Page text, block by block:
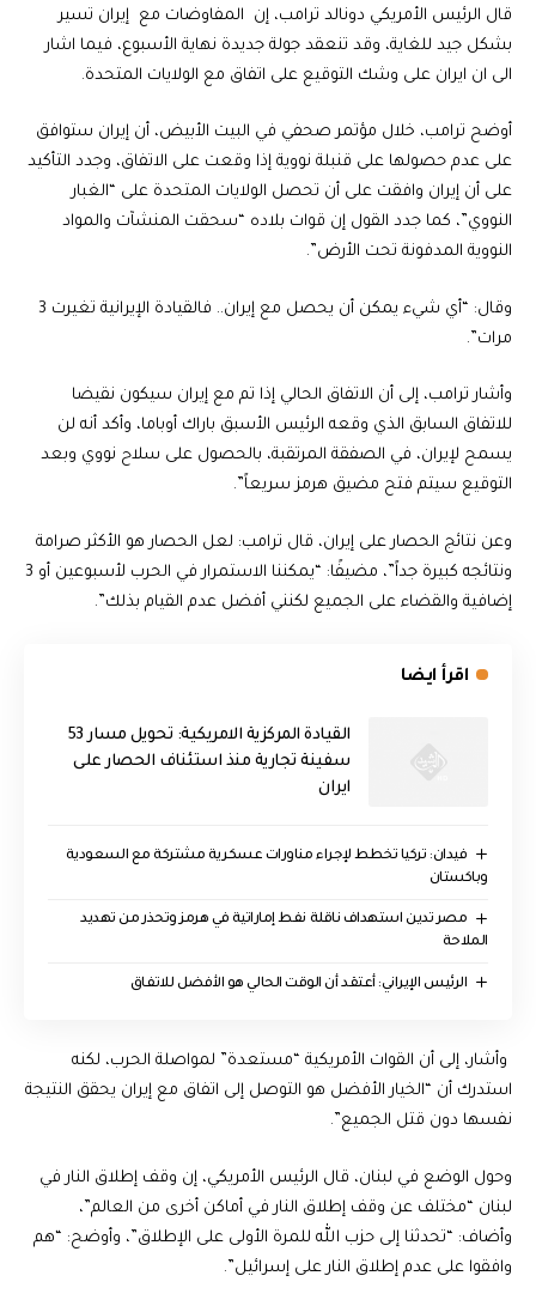
قال الرئيس الأمريكي دونالد ترامب، إن المفاوضات مع إيران تسير
بشكل جيد للغاية، وقد تنعقد جولة جديدة نهاية الأسبوع، فيما اشار
الى ان ايران على وشك التوقيع على اتفاق مع الولايات المتحدة.
أوضح ترامب، خلال مؤتمر صحفي في البيت الأبيض، أن إيران ستوافق
على عدم حصولها على قنبلة نووية إذا وقعت على الاتفاق، وجدد التأكيد
على أن إيران وافقت على أن تحصل الولايات المتحدة على “الغبار
النووي”، كما جدد القول إن قوات بلاده “سحقت المنشآت والمواد
النووية المدفونة تحت الأرض”.
وقال: “أي شيء يمكن أن يحصل مع إيران.. فالقيادة الإيرانية تغيرت 3
مرات”.
وأشار ترامب، إلى أن الاتفاق الحالي إذا تم مع إيران سيكون نقيضا
للاتفاق السابق الذي وقعه الرئيس الأسبق باراك أوباما، وأكد أنه لن
يسمح لإيران، في الصفقة المرتقبة، بالحصول على سلاح نووي وبعد
التوقيع سيتم فتح مضيق هرمز سريعاً”.
وعن نتائج الحصار على إيران، قال ترامب: لعل الحصار هو الأكثر صرامة
ونتائجه كبيرة جداً”، مضيفًا: “يمكننا الاستمرار في الحرب لأسبوعين أو 3
إضافية والقضاء على الجميع لكنني أفضل عدم القيام بذلك”.
اقرأ ايضا
القيادة المركزية الامريكية: تحويل مسار 53
سفينة تجارية منذ استئناف الحصار على
ايران
فيدان: تركيا تخطط لإجراء مناورات عسكرية مشتركة مع السعودية
وباكستان
مصر تدين استهداف ناقلة نفط إماراتية في هرمز وتحذر من تهديد
الملاحة
الرئيس الإيراني: أعتقد أن الوقت الحالي هو الأفضل للاتفاق
وأشار، إلى أن القوات الأمريكية “مستعدة” لمواصلة الحرب، لكنه
استدرك أن “الخيار الأفضل هو التوصل إلى اتفاق مع إيران يحقق النتيجة
نفسها دون قتل الجميع”.
وحول الوضع في لبنان، قال الرئيس الأمريكي، إن وقف إطلاق النار في
لبنان “مختلف عن وقف إطلاق النار في أماكن أخرى من العالم”،
وأضاف: “تحدثنا إلى حزب الله للمرة الأولى على الإطلاق”، وأوضح: “هم
وافقوا على عدم إطلاق النار على إسرائيل”.